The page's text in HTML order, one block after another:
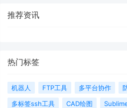
推荐资讯
热门标签
机器人 FTP工具 多平台协作
多标签ssh工具
CAD绘图